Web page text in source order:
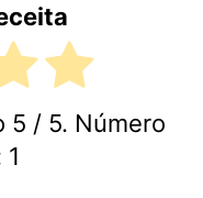
5 / 5. Número
1